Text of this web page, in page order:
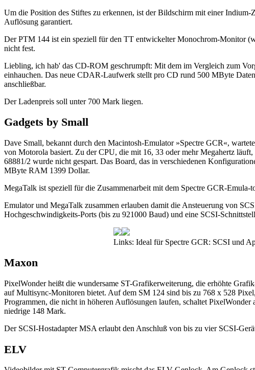
Um die Position des Stiftes zu erkennen, ist der Bildschirm mit einer
Auflösung garantiert.
Der PTM 144 ist ein speziell für den TT entwickelter Monochrom-Monitor
nicht fest.
Liebling, ich hab' das CD-ROM geschrumpft: Mit dem im Vergleich zum
einhauchen. Das neue CDAR-Laufwerk stellt pro CD rund 500 MByte
anschließbar.
Der Ladenpreis soll unter 700 Mark liegen.
Gadgets by Small
Dave Small, bekannt durch den Macintosh-Emulator »Spectre GCR«,
von Motorola basiert. Zu der CPU, die mit 16, 33 oder mehr Megahertz
68881/2 wurde nicht gespart. Das Board, das in verschiedenen
MByte RAM 1399 Dollar.
MegaTalk ist speziell für die Zusammenarbeit mit dem Spectre GCR-
Emulator und MegaTalk zusammen erlauben damit die Ansteuerung von
Hochgeschwindigkeits-Ports (bis zu 921000 Baud) und eine SCSI-
Links: Ideal für Spectre GCR: SCSI und
Maxon
PixelWonder heißt die wundersame ST-Grafikerweiterung, die erhöhte
auf Multisync-Monitoren bietet. Auf dem SM 124 sind bis zu 768 x 528
Programmen, die nicht in höheren Auflösungen laufen, schaltet
niedrige 148 Mark.
Der SCSI-Hostadapter MSA erlaubt den Anschluß von bis zu vier SCSI-
ELV